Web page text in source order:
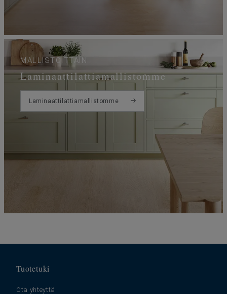
MALLISTOITTAIN
Laminaattilattiamallistomme
Laminaattilattiamallistomme
Tuotetuki
Ota yhteyttä